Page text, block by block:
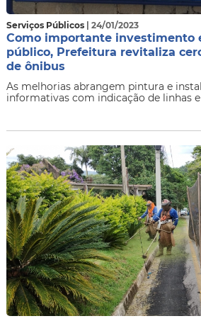
Serviços Públicos | 24/01/2023
Como importante investimento
público, Prefeitura revitaliza
de ônibus
As melhorias abrangem pintura e
informativas com indicação de linhas